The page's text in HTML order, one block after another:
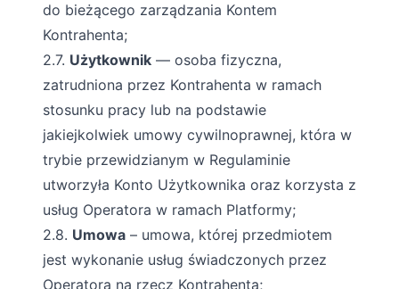
do bieżącego zarządzania Kontem
Kontrahenta;
2.7. Użytkownik — osoba fizyczna,
zatrudniona przez Kontrahenta w ramach
stosunku pracy lub na podstawie
jakiejkolwiek umowy cywilnoprawnej, która w
trybie przewidzianym w Regulaminie
utworzyła Konto Użytkownika oraz korzysta z
usług Operatora w ramach Platformy;
2.8. Umowa – umowa, której przedmiotem
jest wykonanie usług świadczonych przez
Operatora na rzecz Kontrahenta;